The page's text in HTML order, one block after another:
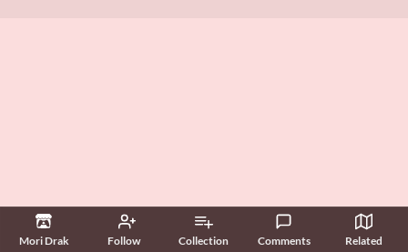
Mori Drak Follow Collection Comments Related